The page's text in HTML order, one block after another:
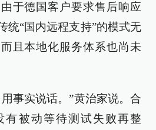
于德国客户要求售后响应
统“国内远程支持”的模式无
且本地化服务体系也尚未
事实说话。”黄治家说。合
有被动等待测试失败再整